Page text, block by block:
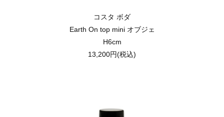
コスタ ボダ
Earth On top mini オブジェ
H6cm
13,200円(税込)